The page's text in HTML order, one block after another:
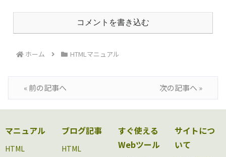
コメントを書き込む
ホーム HTMLマニュアル
« 前の記事へ 次の記事へ »
マニュアル
HTML
ブログ記事
HTML
すぐ使える
Webツール
サイトにつ
いて